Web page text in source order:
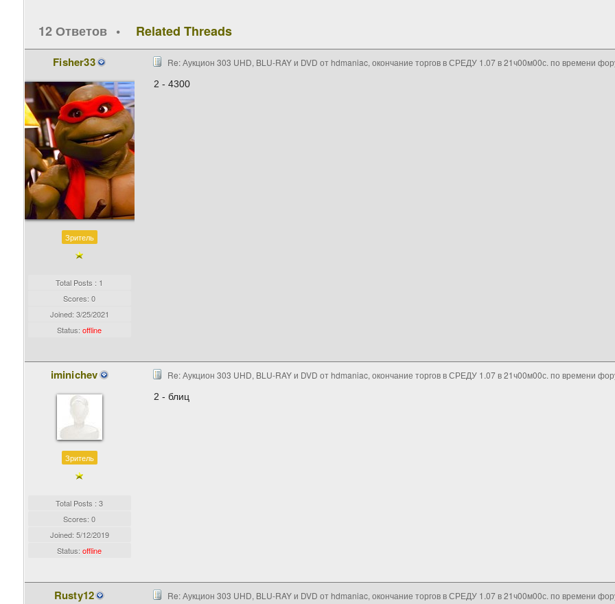
12 Ответов Related Threads
Fisher33
Зритель
Total Posts : 1
Scores: 0
Joined: 3/25/2021
Status:offline
Re: Аукцион 303 UHD, BLU-RAY и DVD от hdmaniac, окончание торгов в СРЕДУ 1.07 в 21ч00м00с. по времени
2 - 4300
iminichev
Зритель
Total Posts : 3
Scores: 0
Joined: 5/12/2019
Status:offline
Re: Аукцион 303 UHD, BLU-RAY и DVD от hdmaniac, окончание торгов в СРЕДУ 1.07 в 21ч00м00с. по времени
2 - блиц
Rusty12 Re: Аукцион 303 UHD, BLU-RAY и DVD от hdmaniac, окончание торгов в СРЕДУ 1.07 в 21ч00м00с. по времени